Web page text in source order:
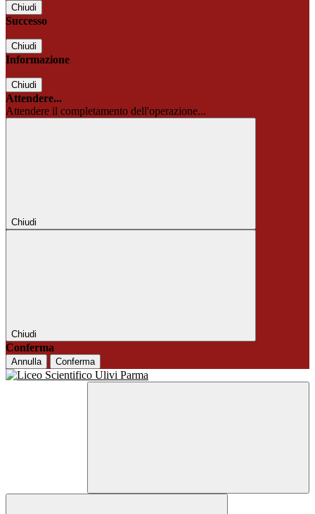
Chiudi
Successo
Chiudi
Informazione
Chiudi
Attendere...
Attendere il completamento dell'operazione...
Chiudi
Chiudi
Conferma
Annulla Conferma